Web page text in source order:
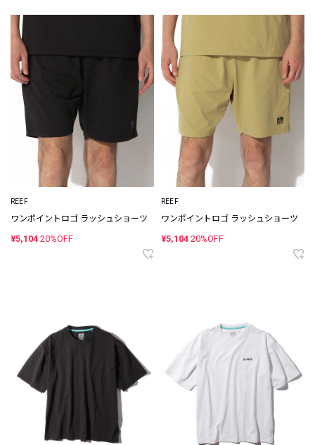
REEF
ワンポイントロゴ ラッシュショーツ
¥5,104 20%OFF
REEF
ワンポイントロゴ ラッシュショーツ
¥5,104 20%OFF